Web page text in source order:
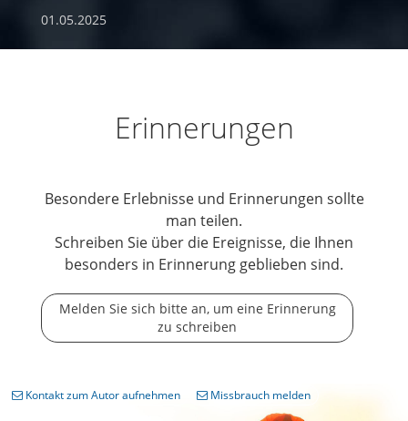
01.05.2025
Erinnerungen
Besondere Erlebnisse und Erinnerungen sollte
man teilen.
Schreiben Sie über die Ereignisse, die Ihnen
besonders in Erinnerung geblieben sind.
Melden Sie sich bitte an, um eine Erinnerung
zu schreiben
Kontakt zum Autor aufnehmen Missbrauch melden